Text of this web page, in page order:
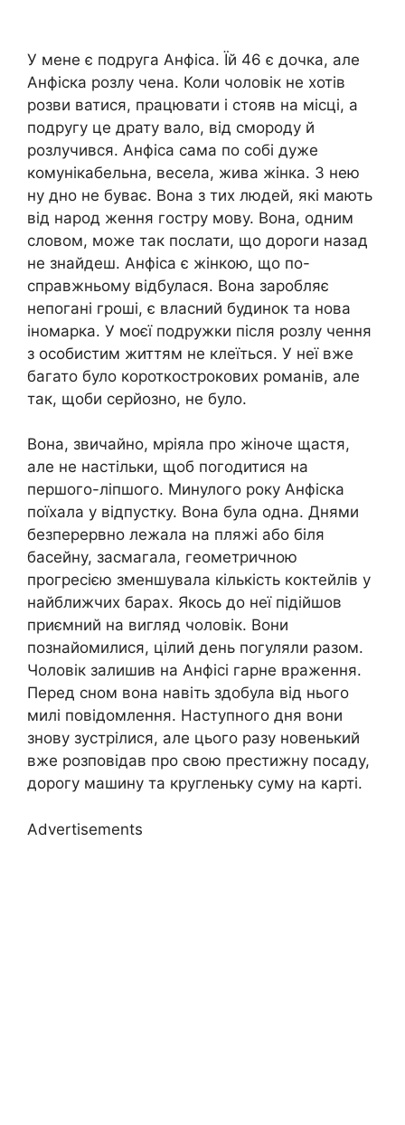
У мене є подруга Анфіса. Їй 46 є дочка, але
Анфіска розлу чена. Коли чоловік не хотів
розви ватися, працювати і стояв на місці, а
подругу це драту вало, від смороду й
розлучився. Анфіса сама по собі дуже
комунікабельна, весела, жива жінка. З нею
ну дно не буває. Вона з тих людей, які мають
від народ ження гостру мову. Вона, одним
словом, може так послати, що дороги назад
не знайдеш. Анфіса є жінкою, що по-
справжньому відбулася. Вона заробляє
непогані гроші, є власний будинок та нова
іномарка. У моєї подружки після розлу чення
з особистим життям не клеїться. У неї вже
багато було короткострокових романів, але
так, щоби серйозно, не було.
Вона, звичайно, мріяла про жіноче щастя,
але не настільки, щоб погодитися на
першого-ліпшого. Минулого року Анфіска
поїхала у відпустку. Вона була одна. Днями
безперервно лежала на пляжі або біля
басейну, засмагала, геометричною
прогресією зменшувала кількість коктейлів у
найближчих барах. Якось до неї підійшов
приємний на вигляд чоловік. Вони
познайомилися, цілий день погуляли разом.
Чоловік залишив на Анфісі гарне враження.
Перед сном вона навіть здобула від нього
милі повідомлення. Наступного дня вони
знову зустрілися, але цього разу новенький
вже розповідав про свою престижну посаду,
дорогу машину та кругленьку суму на карті.
Advertisements